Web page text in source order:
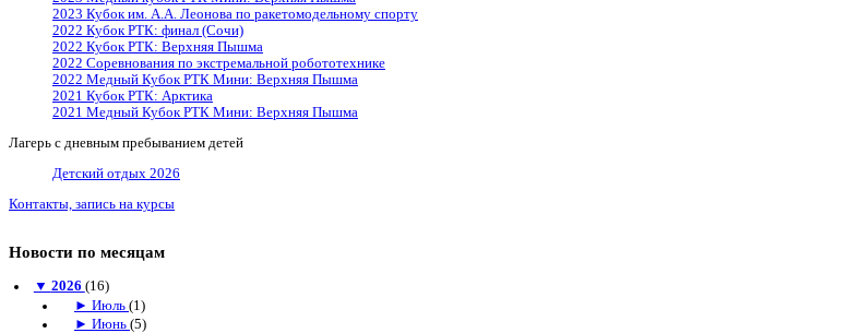
2023 Кубок им. А.А. Леонова по ракетомодельному спорту
2022 Кубок РТК: финал (Сочи)
2022 Кубок РТК: Верхняя Пышма
2022 Cоревнования по экстремальной робототехнике
2022 Медный Кубок РТК Мини: Верхняя Пышма
2021 Кубок РТК: Арктика
2021 Медный Кубок РТК Мини: Верхняя Пышма
Лагерь с дневным пребыванием детей
Детский отдых 2026
Контакты, запись на курсы
Новости по месяцам
▼ 2026 (16)
► Июль (1)
► Июнь (5)